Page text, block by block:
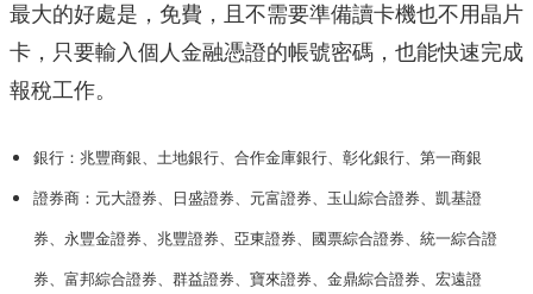
最大的好處是，免費，且不需要準備讀卡機也不用晶片
卡，只要輸入個人金融憑證的帳號密碼，也能快速完成
報稅工作。
銀行：兆豐商銀、土地銀行、合作金庫銀行、彰化銀行、第一商銀
證券商：元大證券、日盛證券、元富證券、玉山綜合證券、凱基證
券、永豐金證券、兆豐證券、亞東證券、國票綜合證券、統一綜合證
券、富邦綜合證券、群益證券、寶來證券、金鼎綜合證券、宏遠證